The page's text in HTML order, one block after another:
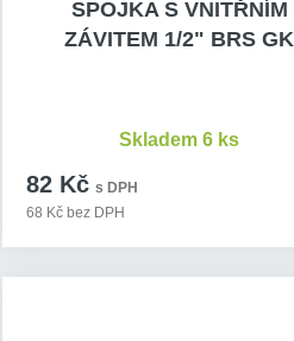
SPOJKA S VNITŘNÍM
ZÁVITEM 1/2" BRS GK
82 Kč s DPH
68 Kč bez DPH
Skladem 6 ks